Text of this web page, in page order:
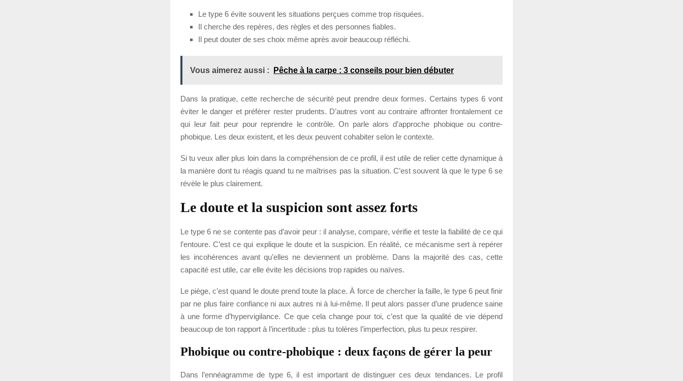
Le type 6 évite souvent les situations perçues comme trop risquées.
Il cherche des repères, des règles et des personnes fiables.
Il peut douter de ses choix même après avoir beaucoup réfléchi.
Vous aimerez aussi : Pêche à la carpe : 3 conseils pour bien débuter
Dans la pratique, cette recherche de sécurité peut prendre deux formes. Certains types 6 vont
éviter le danger et préférer rester prudents. D’autres vont au contraire affronter frontalement ce
qui leur fait peur pour reprendre le contrôle. On parle alors d’approche phobique ou contre-
phobique. Les deux existent, et les deux peuvent cohabiter selon le contexte.
Si tu veux aller plus loin dans la compréhension de ce profil, il est utile de relier cette dynamique à
la manière dont tu réagis quand tu ne maîtrises pas la situation. C’est souvent là que le type 6 se
révèle le plus clairement.
Le doute et la suspicion sont assez forts
Le type 6 ne se contente pas d’avoir peur : il analyse, compare, vérifie et teste la fiabilité de ce qui
l’entoure. C’est ce qui explique le doute et la suspicion. En réalité, ce mécanisme sert à repérer
les incohérences avant qu’elles ne deviennent un problème. Dans la majorité des cas, cette
capacité est utile, car elle évite les décisions trop rapides ou naïves.
Le piège, c’est quand le doute prend toute la place. À force de chercher la faille, le type 6 peut finir
par ne plus faire confiance ni aux autres ni à lui-même. Il peut alors passer d’une prudence saine
à une forme d’hypervigilance. Ce que cela change pour toi, c’est que la qualité de vie dépend
beaucoup de ton rapport à l’incertitude : plus tu tolères l’imperfection, plus tu peux respirer.
Phobique ou contre-phobique : deux façons de gérer la peur
Dans l’ennéagramme de type 6, il est important de distinguer ces deux tendances. Le profil